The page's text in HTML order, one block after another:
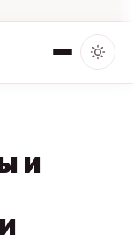
и